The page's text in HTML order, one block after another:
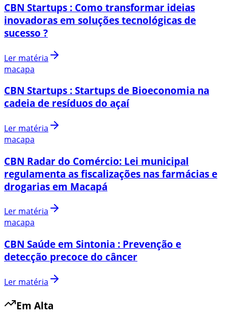
CBN Startups : Como transformar ideias
inovadoras em soluções tecnológicas de
sucesso ?
Ler matéria
macapa
CBN Startups : Startups de Bioeconomia na
cadeia de resíduos do açaí
Ler matéria
macapa
CBN Radar do Comércio: Lei municipal
regulamenta as fiscalizações nas farmácias e
drogarias em Macapá
Ler matéria
macapa
CBN Saúde em Sintonia : Prevenção e
detecção precoce do câncer
Ler matéria
Em Alta